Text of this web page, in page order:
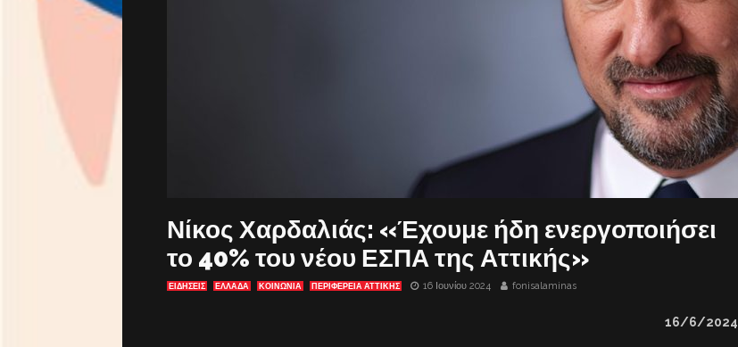
Νίκος Χαρδαλιάς: «Έχουμε ήδη ενεργοποιήσει
το 40% του νέου ΕΣΠΑ της Αττικής»
ΕΙΔΗΣΕΙΣ ΕΛΛΑΔΑ ΚΟΙΝΩΝΙΑ ΠΕΡΙΦΕΡΕΙΑ ΑΤΤΙΚΗΣ 16 Ιουνίου 2024 fonisalaminas
16/6/2024